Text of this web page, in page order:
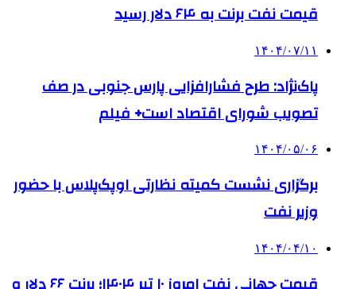
قیمت نفت برنت به ۶۴ دلار رسید
۱۴۰۴/۰۷/۱۱
پاک‌نژاد: طرح فشارافزایی پارس جنوبی در صف
تصویب شورای اقتصاد است+ فیلم
۱۴۰۴/۰۵/۰۶
برگزاری نشست کمیته نظارتی اوپک‌پلاس با حضور
وزیر نفت
۱۴۰۴/۰۴/۱۰